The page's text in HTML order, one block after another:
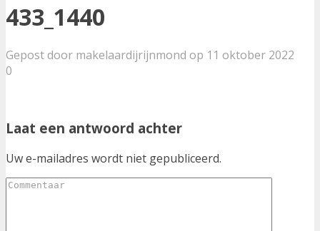
433_1440
Gepost door makelaardijrijnmond op 11 oktober 2022
0
Laat een antwoord achter
Uw e-mailadres wordt niet gepubliceerd.